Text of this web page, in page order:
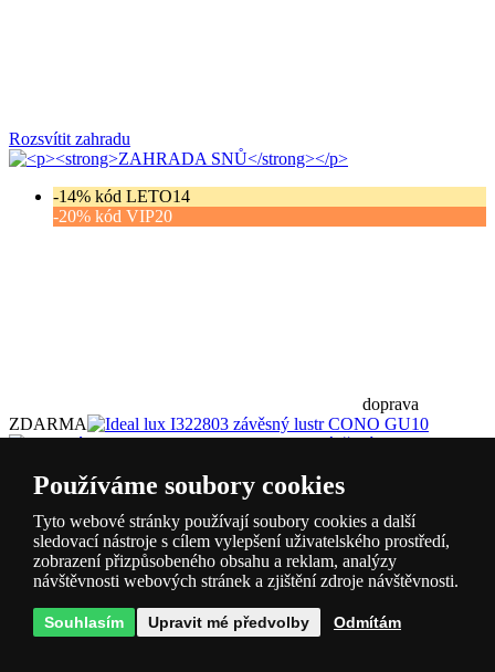
Rozsvítit zahradu
-14% kód LETO14
-20% kód VIP20
doprava
ZDARMA
Ideal lux I322803 závěsný lustr CONO
skladem > 10 ks
Ušetříte -17 %
Koupit
Používáme soubory cookies
Tyto webové stránky používají soubory cookies a další
sledovací nástroje s cílem vylepšení uživatelského prostředí,
zobrazení přizpůsobeného obsahu a reklam, analýzy
návštěvnosti webových stránek a zjištění zdroje návštěvnosti.
Souhlasím Upravit mé předvolby Odmítám